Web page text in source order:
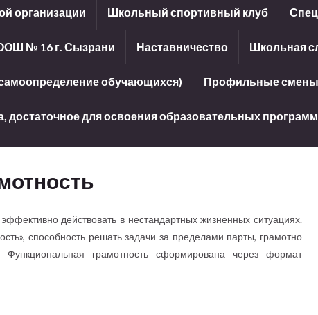
организации Школьный спортивный клуб
№ 16 г. Сызрани Наставничество Школьная
обучающихся) Профильные смены
достаточное для освоения образовательных
действовать в нестандартных жизненных ситуациях.
способность решать задачи за пределами парты, грамотно
грамотность сформирована через формат